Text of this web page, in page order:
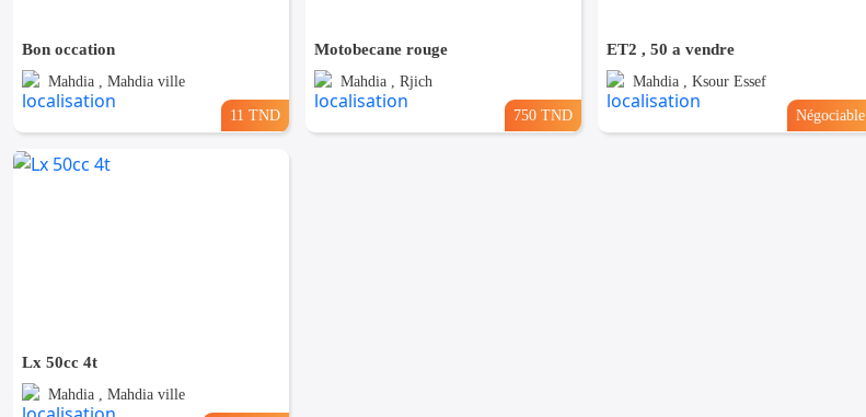
Bon occation
Mahdia , Mahdia ville
11 TND
Motobecane rouge
Mahdia , Rjich
750 TND
ET2 , 50 a vendre
Mahdia , Ksour Essef
Négociable
Lx 50cc 4t
Mahdia , Mahdia ville